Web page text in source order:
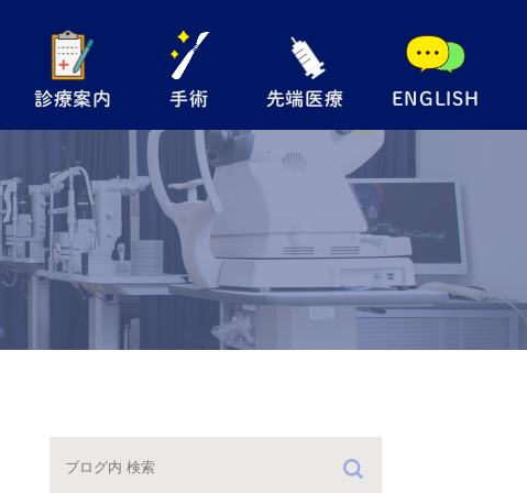
診療案内
小児眼科
手術
アレルギー検査
予防接種
手術
手術内容について
翼状片手術
眼瞼下垂手術
硝子体注射
緑内障レーザー
（SLT）
先端医療
自由診療
メディカルサプリ
ENGLISH